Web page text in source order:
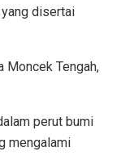
disertai
Moncek Tengah,
perut bumi
mengalami